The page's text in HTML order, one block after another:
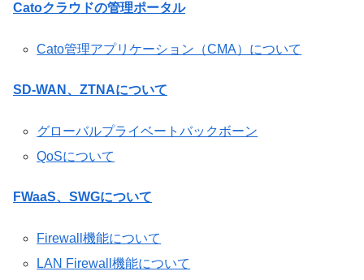
Catoクラウドの管理ポータル
Cato管理アプリケーション（CMA）について
SD-WAN、ZTNAについて
グローバルプライベートバックボーン
QoSについて
FWaaS、SWGについて
Firewall機能について
LAN Firewall機能について